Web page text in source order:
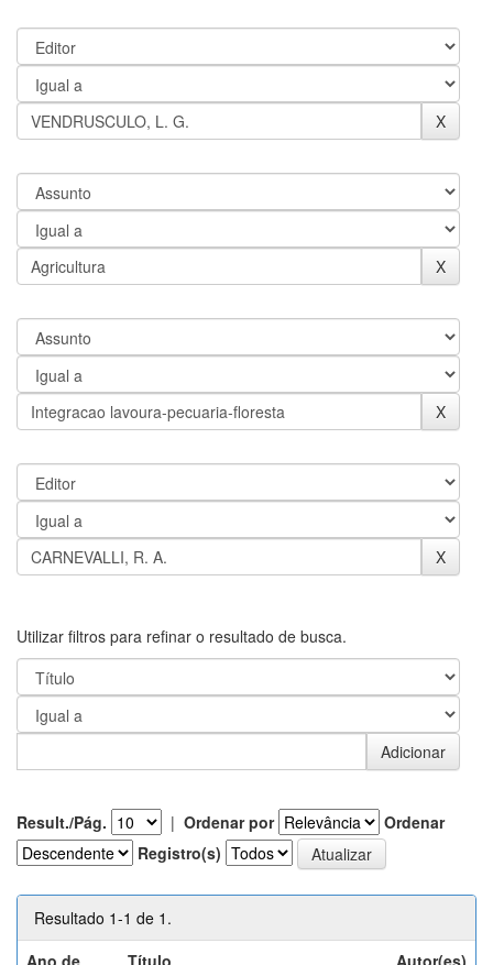
Utilizar filtros para refinar o resultado de busca.
Result./Pág. | Ordenar por
Ordenar
Registro(s)
Resultado 1-1 de 1.
Ano de
Título Autor(es)